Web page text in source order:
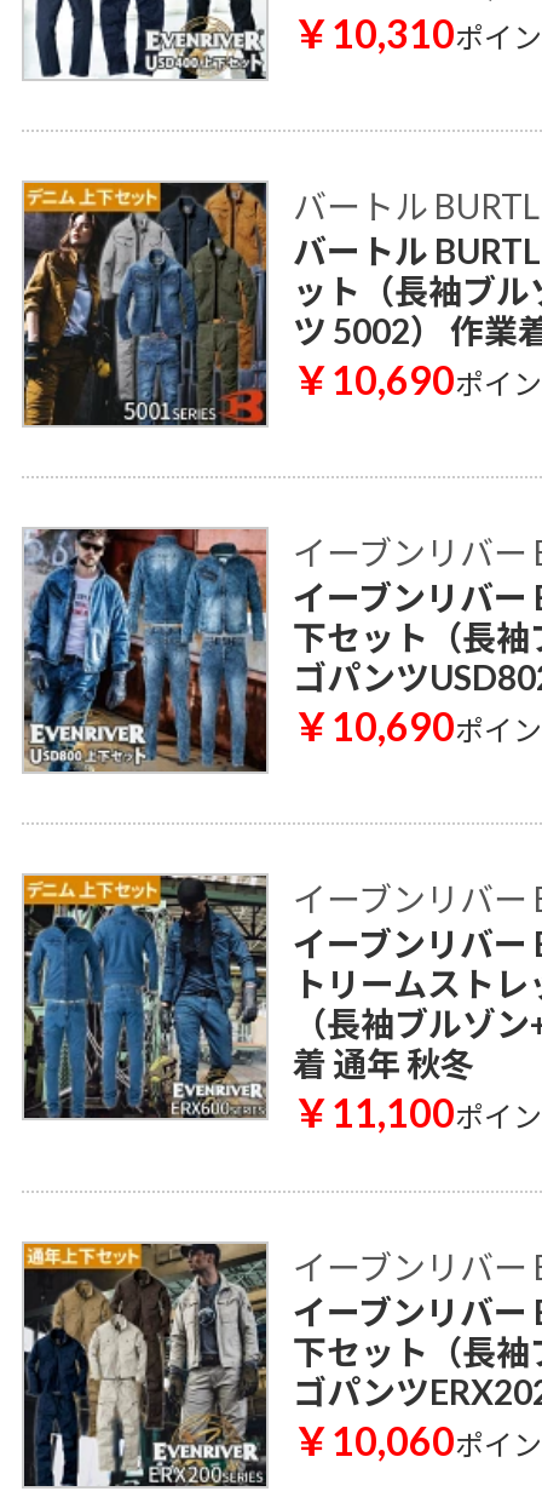
￥10,310ポイ
バートル
バートル
ット（長袖ブ
ツ 5002） 作業
￥10,690ポイ
イーブンリバー
イーブンリバー
下セット（長
ゴパンツ
￥10,690ポイ
イーブンリバー
イーブンリバー
トリームスト
（長袖ブルゾ
着 通年 秋冬
￥11,100ポイ
イーブンリバー
イーブンリバー
下セット（長袖
ゴパンツ
￥10,060ポイ